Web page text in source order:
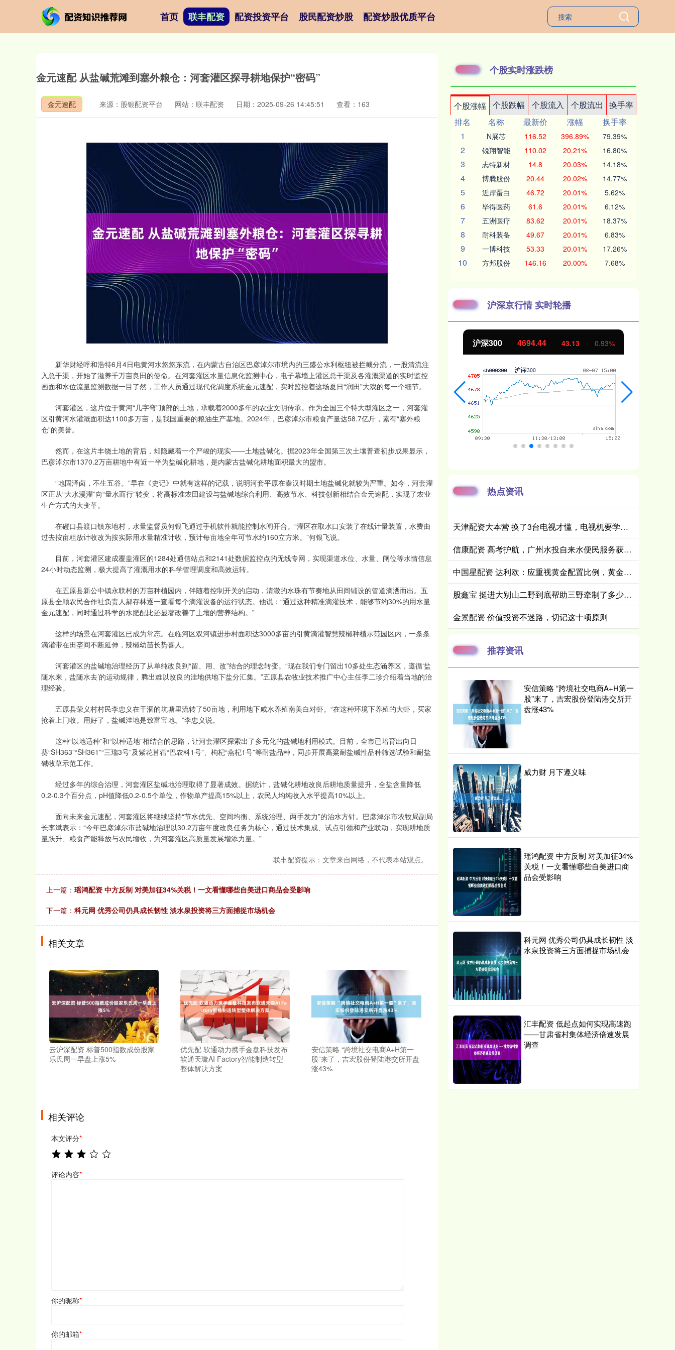
首页 联丰配资 配资投资平台 股民配资炒股 配资炒股优质平台
金元速配 从盐碱荒滩到塞外粮仓：河套灌区探寻耕地保护“密码”
金元速配 来源：股银配资平台 网站：联丰配资 日期：2025-09-26 14:45:51 查看：163
新华财经呼和浩特6月4日电黄河水悠悠东流，在内蒙古自治区巴彦淖尔市境内的三盛公水利枢纽被拦截分流，一股清流注
入总干渠，开始了滋养千万亩良田的使命。在河套灌区水量信息化监测中心，电子幕墙上灌区总干渠及各灌溉渠道的实时监控
画面和水位流量监测数据一目了然，工作人员通过现代化调度系统金元速配，实时监控着这场夏日“润田”大戏的每一个细节。
河套灌区，这片位于黄河“几字弯”顶部的土地，承载着2000多年的农业文明传承。作为全国三个特大型灌区之一，河套灌
区引黄河水灌溉面积达1100多万亩，是我国重要的粮油生产基地。2024年，巴彦淖尔市粮食产量达58.7亿斤，素有“塞外粮
仓”的美誉。
然而，在这片丰饶土地的背后，却隐藏着一个严峻的现实——土地盐碱化。据2023年全国第三次土壤普查初步成果显示，
巴彦淖尔市1370.2万亩耕地中有近一半为盐碱化耕地，是内蒙古盐碱化耕地面积最大的盟市。
“地固泽卤，不生五谷。”早在《史记》中就有这样的记载，说明河套平原在秦汉时期土地盐碱化就较为严重。如今，河套灌
区正从“大水漫灌”向“量水而行”转变，将高标准农田建设与盐碱地综合利用、高效节水、科技创新相结合金元速配，实现了农业
生产方式的大变革。
在磴口县渡口镇东地村，水量监督员何银飞通过手机软件就能控制水闸开合。“灌区在取水口安装了在线计量装置，水费由
过去按亩粗放计收改为按实际用水量精准计收，预计每亩地全年可节水约160立方米。”何银飞说。
目前，河套灌区建成覆盖灌区的1284处通信站点和2141处数据监控点的无线专网，实现渠道水位、水量、闸位等水情信息
24小时动态监测，极大提高了灌溉用水的科学管理调度和高效运转。
在五原县新公中镇永联村的万亩种植园内，伴随着控制开关的启动，清澈的水珠有节奏地从田间铺设的管道滴洒而出。五
原县全顺农民合作社负责人郝存林逐一查看每个滴灌设备的运行状态。他说：“通过这种精准滴灌技术，能够节约30%的用水量
金元速配，同时通过科学的水肥配比还显著改善了土壤的营养结构。”
这样的场景在河套灌区已成为常态。在临河区双河镇进步村面积达3000多亩的引黄滴灌智慧辣椒种植示范园区内，一条条
滴灌带在田垄间不断延伸，辣椒幼苗长势喜人。
河套灌区的盐碱地治理经历了从单纯改良到“留、用、改”结合的理念转变。“现在我们专门留出10多处生态涵养区，遵循‘盐
随水来，盐随水去’的运动规律，腾出难以改良的洼地供地下盐分汇集。”五原县农牧业技术推广中心主任李二珍介绍着当地的治
理经验。
五原县荣义村村民李忠义在干涸的坑塘里流转了50亩地，利用地下咸水养殖南美白对虾。“在这种环境下养殖的大虾，买家
抢着上门收。用好了，盐碱洼地是致富宝地。”李忠义说。
这种“以地适种”和“以种适地”相结合的思路，让河套灌区探索出了多元化的盐碱地利用模式。目前，全市已培育出向日
葵“SH363”“SH361”“三瑞3号”及紫花苜蓿“巴农科1号”、枸杞“燕杞1号”等耐盐品种，同步开展高粱耐盐碱性品种筛选试验和耐盐
碱牧草示范工作。
经过多年的综合治理，河套灌区盐碱地治理取得了显著成效。据统计，盐碱化耕地改良后耕地质量提升，全盐含量降低
0.2-0.3个百分点，pH值降低0.2-0.5个单位，作物单产提高15%以上，农民人均纯收入水平提高10%以上。
面向未来金元速配，河套灌区将继续坚持“节水优先、空间均衡、系统治理、两手发力”的治水方针。巴彦淖尔市农牧局副局
长李斌表示：“今年巴彦淖尔市盐碱地治理以30.2万亩年度改良任务为核心，通过技术集成、试点引领和产业联动，实现耕地质
量跃升、粮食产能释放与农民增收，为河套灌区高质量发展增添力量。”
联丰配资提示：文章来自网络，不代表本站观点。
上一篇： 瑶鸿配资 中方反制 对美加征34%关税！一文看懂哪些自美进口商品会受影响
下一篇： 科元网 优秀公司仍具成长韧性 淡水泉投资将三方面捕捉市场机会
相关文章
云沪深配资 标普500指数成份股家
乐氏周一早盘上涨5%
优先配 软通动力携手金盘科技发布
软通天璇AI Factory智能制造转型
整体解决方案
安信策略 “跨境社交电商A+H第一
股”来了，吉宏股份登陆港交所开盘
涨43%
相关评论
本文评分*
评论内容*
你的昵称*
你的邮箱*
个股实时涨跌榜
个股涨幅 个股跌幅 个股流入 个股流出
换手率
排名
名称 最新价 涨幅
换手率
1
N展芯 116.52 396.89% 79.39%
2 锐翔智能 110.02 20.21% 16.80%
3 志特新材 14.8 20.03% 14.18%
4 博腾股份 20.44 20.02% 14.77%
5 近岸蛋白 46.72 20.01% 5.62%
6 毕得医药 61.6 20.01% 6.12%
7 五洲医疗 83.62 20.01% 18.37%
8 耐科装备 49.67 20.01% 6.83%
9 一博科技 53.33 20.01% 17.26%
10 方邦股份 146.16 20.00% 7.68%
沪深京行情 实时轮播
深证成指 14311.01 200.89 1.42% 沪深300 4694.44 43.13 北证50 1134.24 11.37 1.01%
热点资讯
天津配资大本营 换了3台电视才懂，电视机要学会“5不买”，都是花钱买的经验
信康配资 高考护航，广州水投自来水便民服务获市民点赞
中国星配资 达利欧：应重视黄金配置比例，黄金ETF华夏(518850)回调或可逢低布局
股鑫宝 挺进大别山二野到底帮助三野牵制了多少部队？
金景配资 价值投资不迷路，切记这十项原则
推荐资讯
安信策略 “跨境社交电商A+H第一
股”来了，吉宏股份登陆港交所开
盘涨43%
威力财 月下遵义味
瑶鸿配资 中方反制 对美加征34%
关税！一文看懂哪些自美进口商
品会受影响
科元网 优秀公司仍具成长韧性 淡
水泉投资将三方面捕捉市场机会
汇丰配资 低起点如何实现高速跑
——甘肃省村集体经济倍速发展
调查